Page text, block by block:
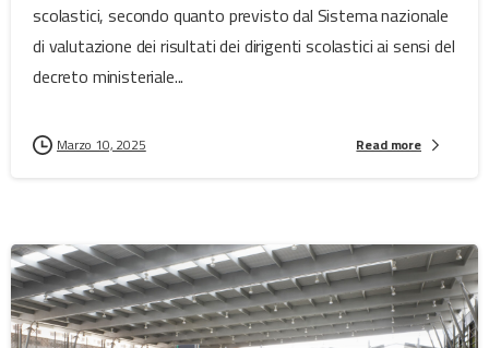
scolastici, secondo quanto previsto dal Sistema nazionale
di valutazione dei risultati dei dirigenti scolastici ai sensi del
decreto ministeriale...
Marzo 10, 2025 Read more